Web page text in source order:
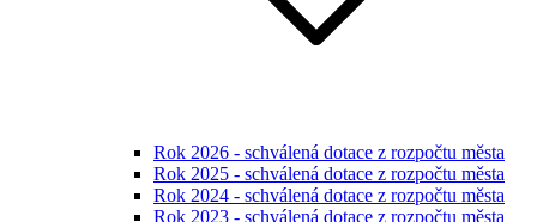
Rok 2026 - schválená dotace z rozpočtu města
Rok 2025 - schválená dotace z rozpočtu města
Rok 2024 - schválená dotace z rozpočtu města
Rok 2023 - schválená dotace z rozpočtu města